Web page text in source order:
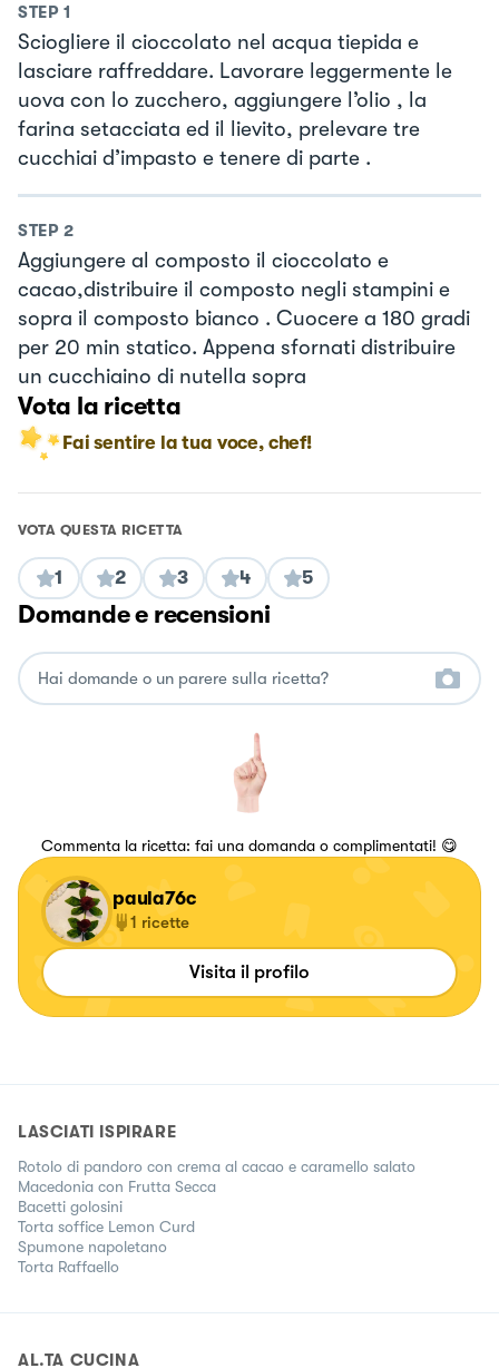
STEP 1
Sciogliere il cioccolato nel acqua tiepida e
lasciare raffreddare. Lavorare leggermente le
uova con lo zucchero, aggiungere l’olio , la
farina setacciata ed il lievito, prelevare tre
cucchiai d’impasto e tenere di parte .
STEP 2
Aggiungere al composto il cioccolato e
cacao,distribuire il composto negli stampini e
sopra il composto bianco . Cuocere a 180 gradi
per 20 min statico. Appena sfornati distribuire
un cucchiaino di nutella sopra
Vota la ricetta
Fai sentire la tua voce, chef!
VOTA QUESTA RICETTA
1 2 3 4 5
Domande e recensioni
Commenta la ricetta: fai una domanda o complimentati! 😋
paula76c
1 ricette
Visita il profilo
LASCIATI ISPIRARE
Rotolo di pandoro con crema al cacao e caramello salato
Macedonia con Frutta Secca
Bacetti golosini
Torta soffice Lemon Curd
Spumone napoletano
Torta Raffaello
AL.TA CUCINA